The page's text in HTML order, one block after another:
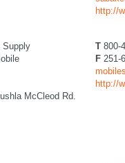
http://
Supply
McCleod Rd.
T 800-
F 251-
http://